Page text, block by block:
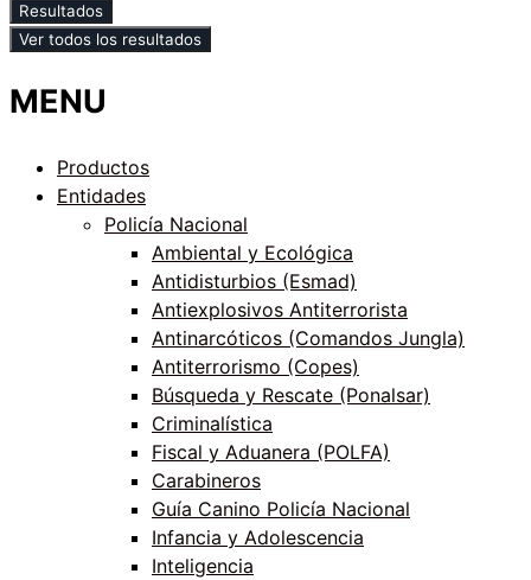
Resultados
Ver todos los resultados
MENU
Productos
Entidades
Policía Nacional
Ambiental y Ecológica
Antidisturbios (Esmad)
Antiexplosivos Antiterrorista
Antinarcóticos (Comandos Jungla)
Antiterrorismo (Copes)
Búsqueda y Rescate (Ponalsar)
Criminalística
Fiscal y Aduanera (POLFA)
Carabineros
Guía Canino Policía Nacional
Infancia y Adolescencia
Inteligencia